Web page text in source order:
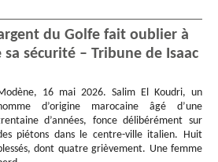
du Golfe fait oublier à
sa sécurité – Tribune de Isaac
16 mai 2026. Salim El Koudri, un
d’origine marocaine âgé d’une
d’années, fonce délibérément sur
piétons dans le centre-ville italien. Huit
dont quatre grièvement. Une femme